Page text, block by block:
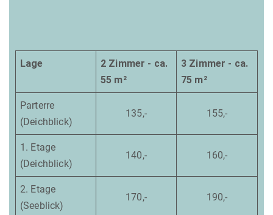
Lage
2 Zimmer - ca.
55 m²
3 Zimmer - ca.
75 m²
Parterre
(Deichblick)
135,- 155,-
1. Etage
(Deichblick)
140,- 160,-
2. Etage
(Seeblick)
170,- 190,-